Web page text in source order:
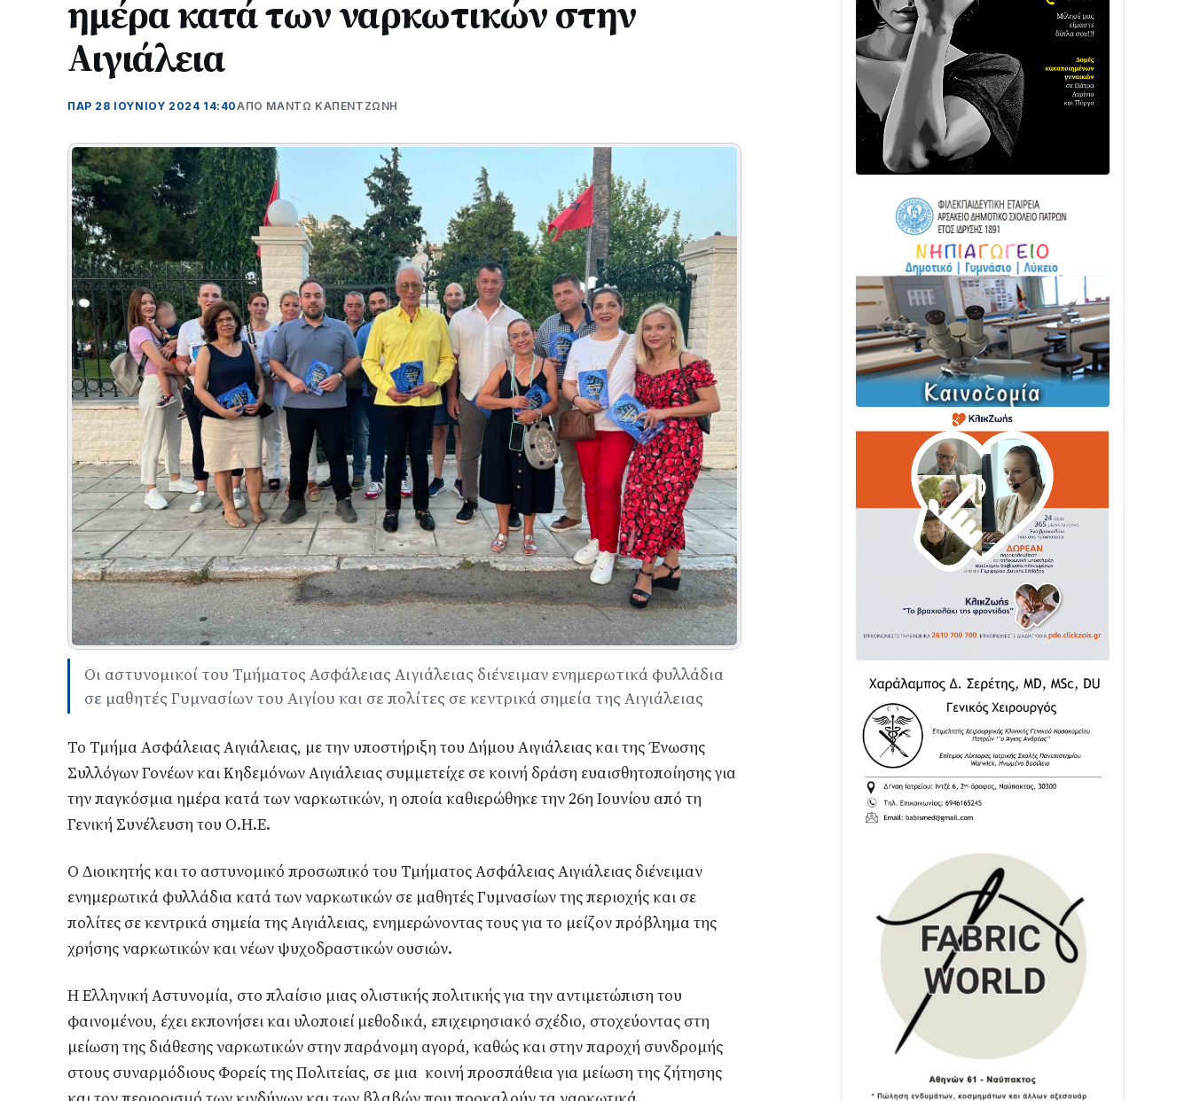
ημέρα κατά των ναρκωτικών στην
Αιγιάλεια
ΠΑΡ 28 ΙΟΥΝΊΟΥ 2024 14:40ΑΠΌ ΜΑΝΤΩ ΚΑΠΕΝΤΖΩΝΗ
Οι αστυνομικοί του Τμήματος Ασφάλειας Αιγιάλειας διένειμαν ενημερωτικά φυλλάδια
σε μαθητές Γυμνασίων του Αιγίου και σε πολίτες σε κεντρικά σημεία της Αιγιάλειας
Το Τμήμα Ασφάλειας Αιγιάλειας, με την υποστήριξη του Δήμου Αιγιάλειας και της Ένωσης
Συλλόγων Γονέων και Κηδεμόνων Αιγιάλειας συμμετείχε σε κοινή δράση ευαισθητοποίησης για
την παγκόσμια ημέρα κατά των ναρκωτικών, η οποία καθιερώθηκε την 26η Ιουνίου από τη
Γενική Συνέλευση του Ο.Η.Ε.
Ο Διοικητής και το αστυνομικό προσωπικό του Τμήματος Ασφάλειας Αιγιάλειας διένειμαν
ενημερωτικά φυλλάδια κατά των ναρκωτικών σε μαθητές Γυμνασίων της περιοχής και σε
πολίτες σε κεντρικά σημεία της Αιγιάλειας, ενημερώνοντας τους για το μείζον πρόβλημα της
χρήσης ναρκωτικών και νέων ψυχοδραστικών ουσιών.
Η Ελληνική Αστυνομία, στο πλαίσιο μιας ολιστικής πολιτικής για την αντιμετώπιση του
φαινομένου, έχει εκπονήσει και υλοποιεί μεθοδικά, επιχειρησιακό σχέδιο, στοχεύοντας στη
μείωση της διάθεσης ναρκωτικών στην παράνομη αγορά, καθώς και στην παροχή συνδρομής
στους συναρμόδιους Φορείς της Πολιτείας, σε μια κοινή προσπάθεια για μείωση της ζήτησης